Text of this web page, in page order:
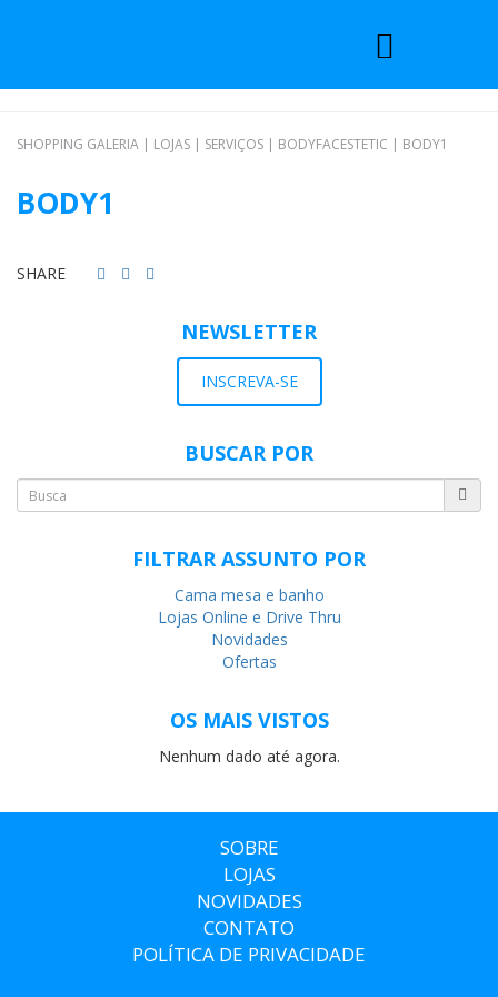
SHOPPING GALERIA | LOJAS | SERVIÇOS | BODYFACESTETIC | BODY1
BODY1
SHARE
NEWSLETTER
INSCREVA-SE
BUSCAR POR
FILTRAR ASSUNTO POR
Cama mesa e banho
Lojas Online e Drive Thru
Novidades
Ofertas
OS MAIS VISTOS
Nenhum dado até agora.
SOBRE
LOJAS
NOVIDADES
CONTATO
POLÍTICA DE PRIVACIDADE